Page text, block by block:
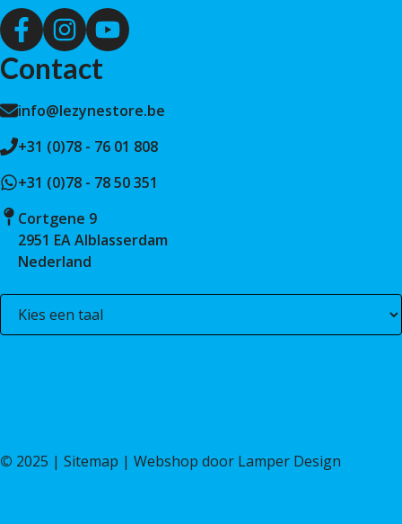
Contact
info@lezynestore.be
+31 (0)78 - 76 01 808
+31 (0)78 - 78 50 351
Cortgene 9
2951 EA Alblasserdam
Nederland
© 2025 | Sitemap | Webshop door Lamper Design